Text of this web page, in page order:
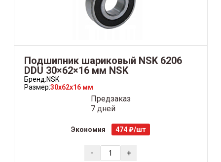
Подшипник шариковый NSK 6206
DDU 30×62×16 мм NSK
Бренд:NSK
Размер:30x62x16 мм
Предзаказ
7 дней
Экономия 474 ₽/шт
- +